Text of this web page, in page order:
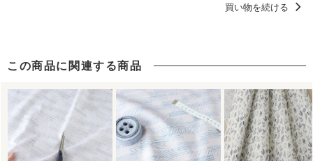
買い物を続ける
この商品に関連する商品